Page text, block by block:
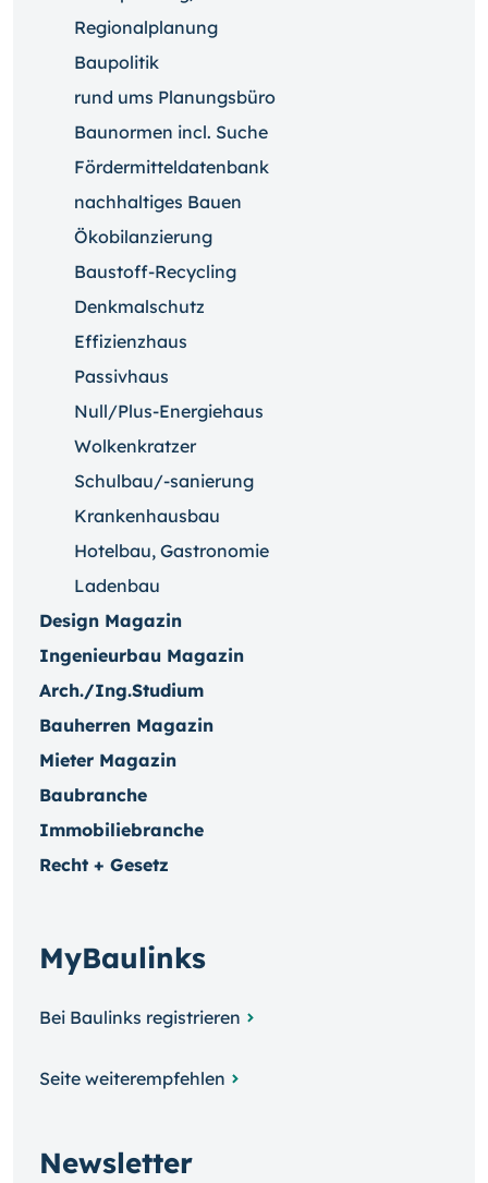
Regionalplanung
Baupolitik
rund ums Planungsbüro
Baunormen incl. Suche
Fördermitteldatenbank
nachhaltiges Bauen
Ökobilanzierung
Baustoff-Recycling
Denkmalschutz
Effizienzhaus
Passivhaus
Null/Plus-Energiehaus
Wolkenkratzer
Schulbau/-sanierung
Krankenhausbau
Hotelbau, Gastronomie
Ladenbau
Design Magazin
Ingenieurbau Magazin
Arch./Ing.Studium
Bauherren Magazin
Mieter Magazin
Baubranche
Immobiliebranche
Recht + Gesetz
MyBaulinks
Bei Baulinks registrieren
Seite weiterempfehlen
Newsletter